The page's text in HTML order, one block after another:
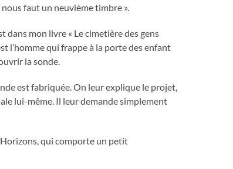
faut un neuvième timbre ».
dans mon livre « Le cimetière des gens
l’homme qui frappe à la porte des enfant
la sonde.
est fabriquée. On leur explique le projet,
lui-même. Il leur demande simplement
qui comporte un petit